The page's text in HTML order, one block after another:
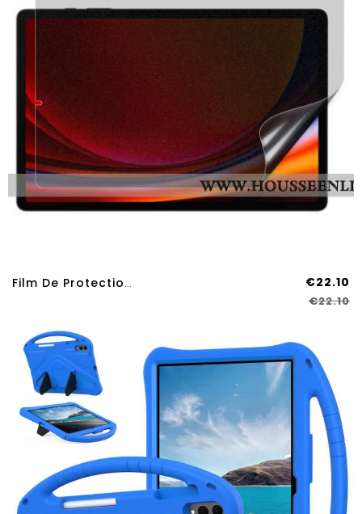
Film De Protection Anti-Espion Pour Écran Samsung Galaxy Tab S11 Ultra €22.10
€22.10